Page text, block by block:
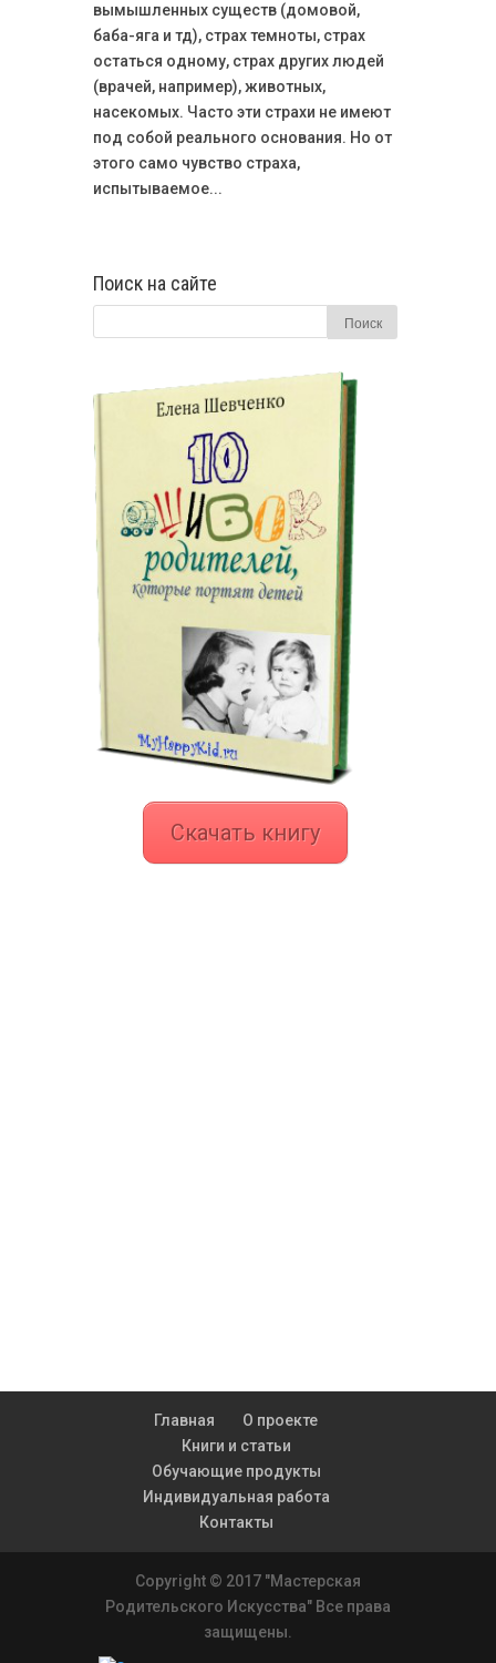
вымышленных существ (домовой,
баба-яга и тд), страх темноты, страх
остаться одному, страх других людей
(врачей, например), животных,
насекомых. Часто эти страхи не имеют
под собой реального основания. Но от
этого само чувство страха,
испытываемое...
Поиск на сайте
Скачать книгу
Главная
О проекте
Книги и статьи
Обучающие продукты
Индивидуальная работа
Контакты
Copyright © 2017 "Мастерская
Родительского Искусства" Все права
защищены.